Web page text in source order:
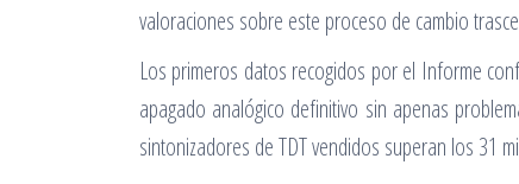
valoraciones sobre este proceso de cambio
Los primeros datos recogidos por el Informe
apagado analógico definitivo sin apenas
sintonizadores de TDT vendidos superan los 31